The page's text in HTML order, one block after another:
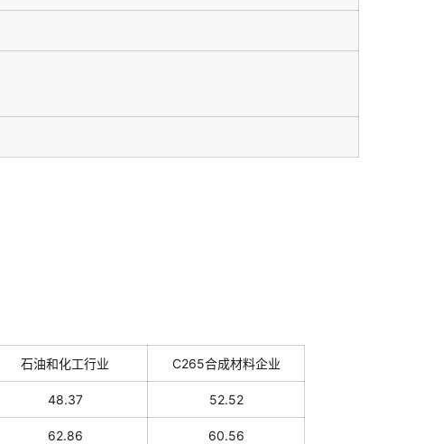
石油和化工行业 C265合成材料企业
48.37 52.52
62.86 60.56